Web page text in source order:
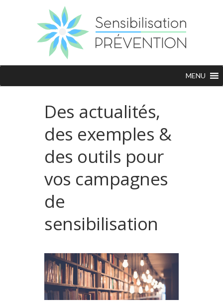
MENU
Des actualités,
des exemples &
des outils pour
vos campagnes
de
sensibilisation